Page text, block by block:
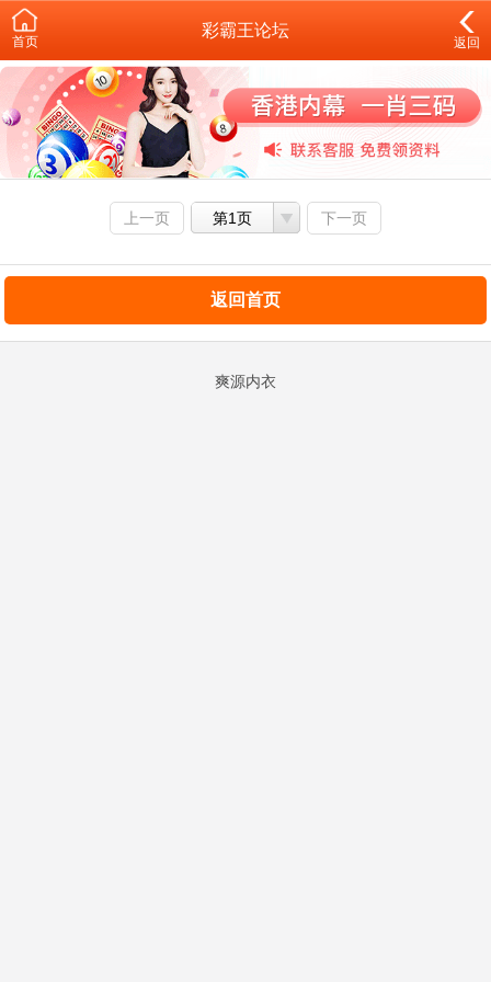
首页
彩霸王论坛
返回
上一页 第1页 下一页
返回首页
爽源内衣